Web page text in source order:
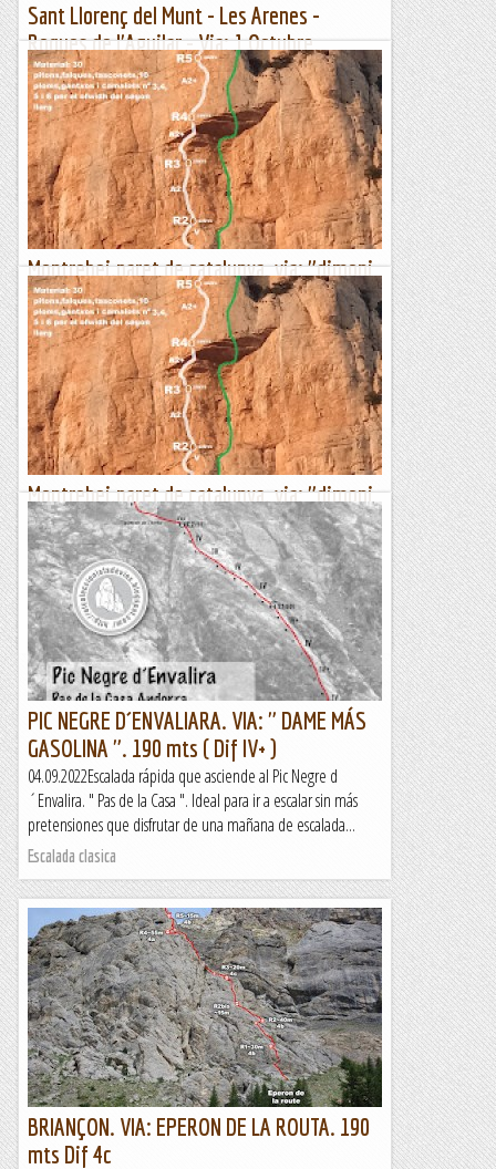
Sant Llorenç del Munt - Les Arenes -
Roques de l'Aguilar - Via: 1 Octubre.
16/10/2022
Després de fer la Via Carrero Blanco campeón de salto,
baixem amb un ràpel de 60 metres per anar a fer la via 1
d'octubre. Us deixem la nostra ressenyaCom sempre...
Manel&Ita
Montrebei.paret de catalunya. via: "dimoni
pelut a3"
Per tal de rebaixar el llisto,vaig triar un pany de paret mes
curt i que ja coneixia (via Fliposis).i la cosa ha resultat,com
sempre pasa a Montrebei,una via molt dura i...
La festa del paca
Montrebei.paret de catalunya. via: "dimoni
pelut a3"
Per tal de rebaixar el llisto,vaig triar un pany de paret mes
curt i que ja coneixia (via Fliposis).i la cosa ha resultat,com
sempre pasa a Montrebei,una via molt dura i...
La festa del paca
PIC NEGRE D´ENVALIARA. VIA: " DAME MÁS
GASOLINA ". 190 mts ( Dif IV+ )
04.09.2022Escalada rápida que asciende al Pic Negre d
´Envalira. " Pas de la Casa ". Ideal para ir a escalar sin más
pretensiones que disfrutar de una mañana de escalada...
Escalada clasica
BRIANÇON. VIA: EPERON DE LA ROUTA. 190
mts Dif 4c